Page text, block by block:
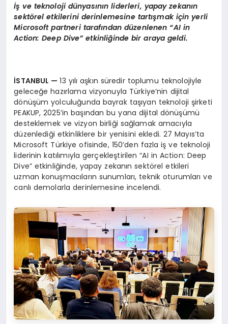
İş ve teknoloji dünyasının liderleri, yapay zekanın
sektörel etkilerini derinlemesine tartışmak için yerli
Microsoft partneri tarafından düzenlenen “AI in
Action: Deep Dive” etkinliğinde bir araya geldi.
İSTANBUL —13 yılı aşkın süredir toplumu teknolojiyle
geleceğe hazırlama vizyonuyla Türkiye’nin dijital
dönüşüm yolculuğunda bayrak taşıyan teknoloji şirketi
PEAKUP, 2025’in başından bu yana dijital dönüşümü
desteklemek ve vizyon birliği sağlamak amacıyla
düzenlediği etkinliklere bir yenisini ekledi. 27 Mayıs’ta
Microsoft Türkiye ofisinde, 150’den fazla iş ve teknoloji
liderinin katılımıyla gerçekleştirilen “AI in Action: Deep
Dive” etkinliğinde, yapay zekanın sektörel etkileri
uzman konuşmacıların sunumları, teknik oturumları ve
canlı demolarla derinlemesine incelendi.